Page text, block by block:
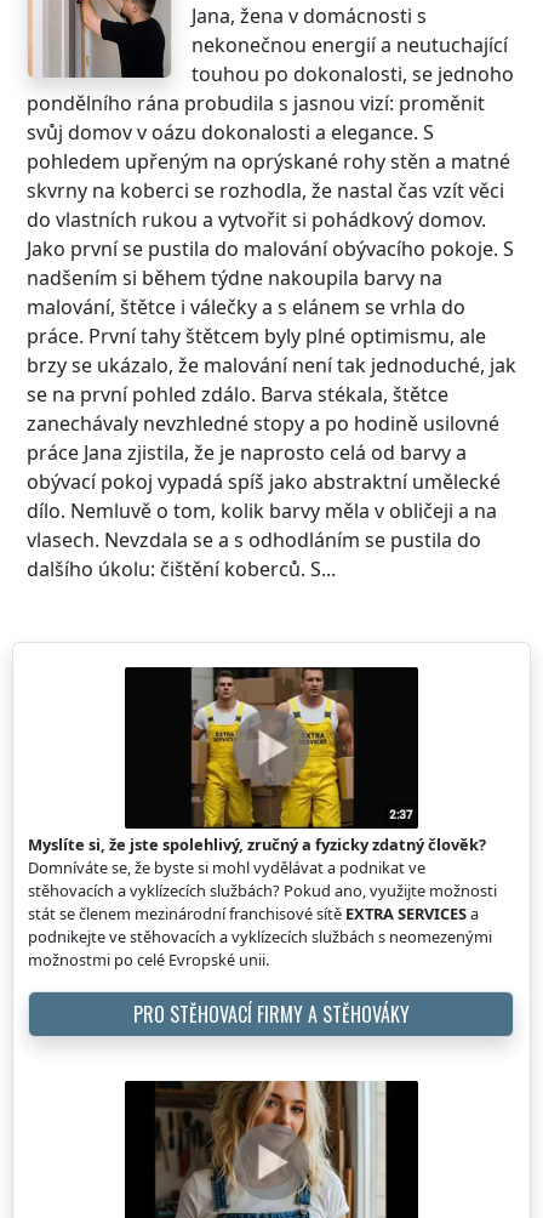
Jana, žena v domácnosti s
nekonečnou energií a neutuchající
touhou po dokonalosti, se jednoho
pondělního rána probudila s jasnou vizí: proměnit
svůj domov v oázu dokonalosti a elegance. S
pohledem upřeným na oprýskané rohy stěn a matné
skvrny na koberci se rozhodla, že nastal čas vzít věci
do vlastních rukou a vytvořit si pohádkový domov.
Jako první se pustila do malování obývacího pokoje. S
nadšením si během týdne nakoupila barvy na
malování, štětce i válečky a s elánem se vrhla do
práce. První tahy štětcem byly plné optimismu, ale
brzy se ukázalo, že malování není tak jednoduché, jak
se na první pohled zdálo. Barva stékala, štětce
zanechávaly nevzhledné stopy a po hodině usilovné
práce Jana zjistila, že je naprosto celá od barvy a
obývací pokoj vypadá spíš jako abstraktní umělecké
dílo. Nemluvě o tom, kolik barvy měla v obličeji a na
vlasech. Nevzdala se a s odhodláním se pustila do
dalšího úkolu: čištění koberců. S...
Myslíte si, že jste spolehlivý, zručný a fyzicky zdatný člověk?
Domníváte se, že byste si mohl vydělávat a podnikat ve
stěhovacích a vyklízecích službách? Pokud ano, využijte možnosti
stát se členem mezinárodní franchisové sítě EXTRA SERVICESa
podnikejte ve stěhovacích a vyklízecích službách s neomezenými
možnostmi po celé Evropské unii.
PRO STĚHOVACÍ FIRMY A STĚHOVÁKY